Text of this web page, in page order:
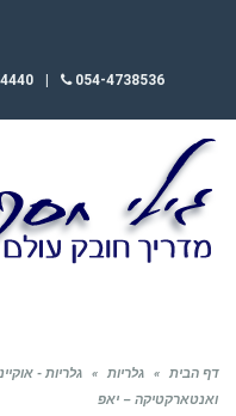
054-4738536
דף הבית » גלריות » גלריות -
ואנטארקטיקה – יאפ